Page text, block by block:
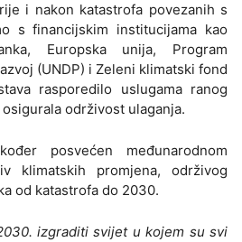
i nakon katastrofa povezanih s
s financijskim institucijama kao
Europska unija, Program
(UNDP) i Zeleni klimatski fond
rasporedilo uslugama ranog
održivost ulaganja.
posvećen međunarodnom
klimatskih promjena, održivog
od katastrofa do 2030.
izgraditi svijet u kojem su svi